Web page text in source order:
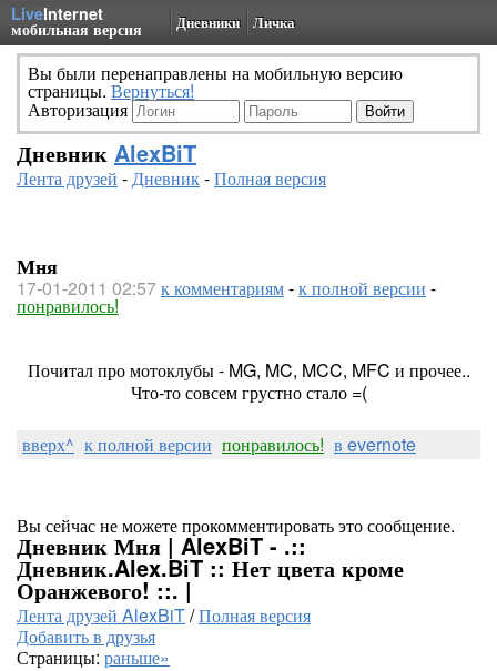
LiveInternet
мобильная версия Дневники Личка
Вы были перенаправлены на мобильную версию
страницы. Вернуться!
Авторизация
Дневник AlexBiT
Лента друзей -Дневник-Полная версия
Мня
17-01-2011 02:57к комментариям-к полной версии -
понравилось!
Почитал про мотоклубы - MG, MC, MCC, MFC и прочее..
Что-то совсем грустно стало =(
вверх^ к полной версии понравилось! в evernote
Вы сейчас не можете прокомментировать это сообщение.
Дневник Мня | AlexBiT - .::
Дневник.Alex.BiT :: Нет цвета кроме
Оранжевого! ::. |
Лента друзей AlexBiT/Полная версия
Добавить в друзья
Страницы: раньше»